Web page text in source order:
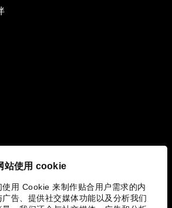
站使用 cookie
使用 Cookie 来制作贴合用户需求的内
广告、提供社交媒体功能以及分析我们